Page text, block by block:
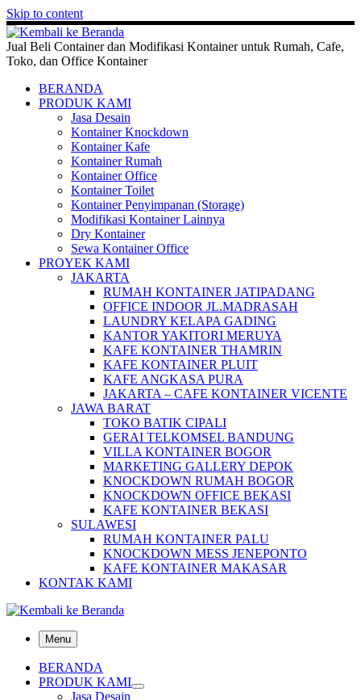
Skip to content
Jual Beli Container dan Modifikasi Kontainer untuk Rumah, Cafe,
Toko, dan Office Kontainer
BERANDA
PRODUK KAMI
Jasa Desain
Kontainer Knockdown
Kontainer Kafe
Kontainer Rumah
Kontainer Office
Kontainer Toilet
Kontainer Penyimpanan (Storage)
Modifikasi Kontainer Lainnya
Dry Kontainer
Sewa Kontainer Office
PROYEK KAMI
JAKARTA
RUMAH KONTAINER JATIPADANG
OFFICE INDOOR JL.MADRASAH
LAUNDRY KELAPA GADING
KANTOR YAKITORI MERUYA
KAFE KONTAINER THAMRIN
KAFE KONTAINER PLUIT
KAFE ANGKASA PURA
JAKARTA – CAFE KONTAINER VICENTE
JAWA BARAT
TOKO BATIK CIPALI
GERAI TELKOMSEL BANDUNG
VILLA KONTAINER BOGOR
MARKETING GALLERY DEPOK
KNOCKDOWN RUMAH BOGOR
KNOCKDOWN OFFICE BEKASI
KAFE KONTAINER BEKASI
SULAWESI
RUMAH KONTAINER PALU
KNOCKDOWN MESS JENEPONTO
KAFE KONTAINER MAKASAR
KONTAK KAMI
Menu
BERANDA
PRODUK KAMI
Jasa Desain